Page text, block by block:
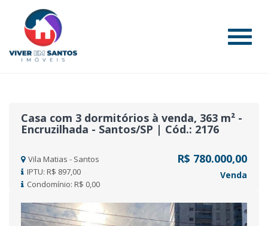
#
Casa com 3 dormitórios à venda, 363 m² -
Encruzilhada - Santos/SP | Cód.: 2176
Vila Matias - Santos
IPTU: R$ 897,00
Condomínio: R$ 0,00
R$ 780.000,00
Venda
Previous